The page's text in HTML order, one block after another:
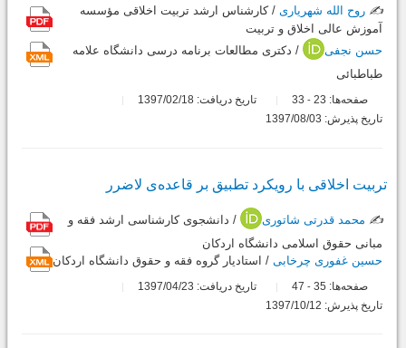
✍️ روح الله شهریاری / کارشناس ارشد تربیت اخلاقی مؤسسه
آموزش عالی اخلاق و تربیت
حسن نجفی
/ دکتری مطالعات برنامه درسی دانشگاه علامه
طباطبائی
صفحه‌ها: 23
-
تاریخ دریافت: 1397/02/18
تاریخ پذیرش: 1397/08/03
تربیت اخلاقی با رویکرد تطبیق بر قاعده‌ی لاضرر
✍️ محمد قدرتی شاتوری
/ دانشجوی کارشناسی ارشد فقه و
مبانی حقوق اسلامی دانشگاه اردکان
حسین غفوری چرخابی / استادیار گروه فقه و حقوق دانشگاه اردکان
صفحه‌ها: 35
-
تاریخ دریافت: 1397/04/23
تاریخ پذیرش: 1397/10/12